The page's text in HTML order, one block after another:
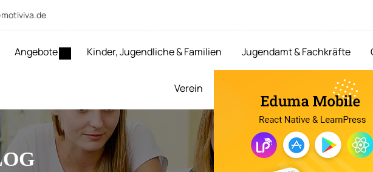
Angebote Kinder, Jugendliche & Familien Jugendamt & Fachkräfte
Verein